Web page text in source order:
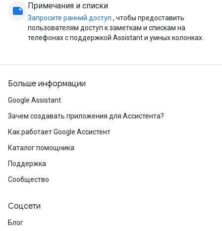
note Примечания и списки
Запросите ранний доступ , чтобы предоставить
пользователям доступ к заметкам и спискам на
телефонах с поддержкой Assistant и умных колонках.
Больше информации
Google Assistant
Зачем создавать приложения для Ассистента?
Как работает Google Ассистент
Каталог помощника
Поддержка
Сообщество
Соцсети
Блог